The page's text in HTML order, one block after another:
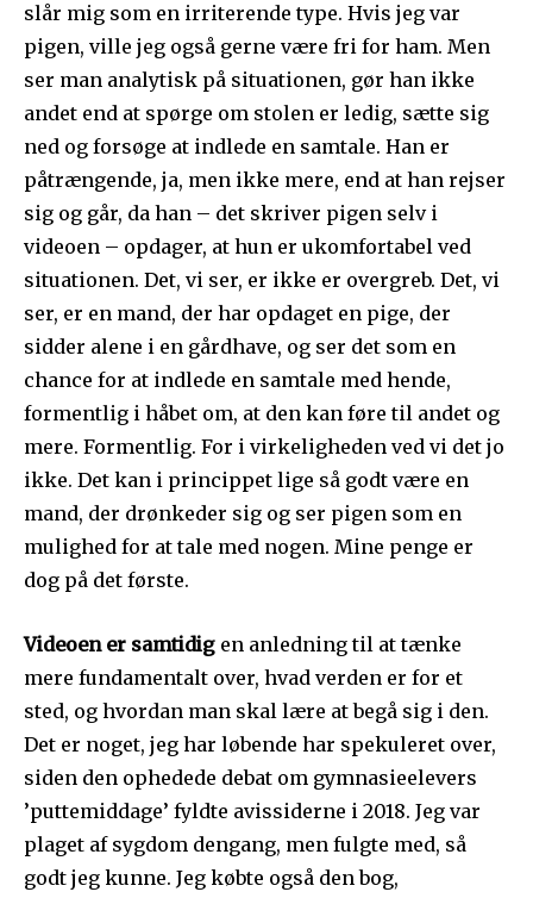
slår mig som en irriterende type. Hvis jeg var
pigen, ville jeg også gerne være fri for ham. Men
ser man analytisk på situationen, gør han ikke
andet end at spørge om stolen er ledig, sætte sig
ned og forsøge at indlede en samtale. Han er
påtrængende, ja, men ikke mere, end at han rejser
sig og går, da han – det skriver pigen selv i
videoen – opdager, at hun er ukomfortabel ved
situationen. Det, vi ser, er ikke er overgreb. Det, vi
ser, er en mand, der har opdaget en pige, der
sidder alene i en gårdhave, og ser det som en
chance for at indlede en samtale med hende,
formentlig i håbet om, at den kan føre til andet og
mere. Formentlig. For i virkeligheden ved vi det jo
ikke. Det kan i princippet lige så godt være en
mand, der drønkeder sig og ser pigen som en
mulighed for at tale med nogen. Mine penge er
dog på det første.
Videoen er samtidig en anledning til at tænke
mere fundamentalt over, hvad verden er for et
sted, og hvordan man skal lære at begå sig i den.
Det er noget, jeg har løbende har spekuleret over,
siden den ophedede debat om gymnasieelevers
’puttemiddage’ fyldte avissiderne i 2018. Jeg var
plaget af sygdom dengang, men fulgte med, så
godt jeg kunne. Jeg købte også den bog,